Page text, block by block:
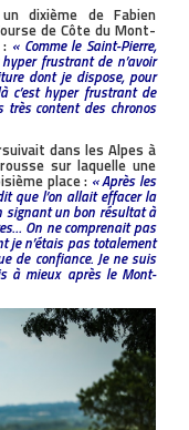
dixième de Fabien
de Côte du Mont-
« Comme le Saint-Pierre,
hyper frustrant de n’avoir
dont je dispose, pour
c’est hyper frustrant de
content des chronos
dans les Alpes à
sur laquelle une
place : « Après les
que l’on allait effacer la
signant un bon résultat à
On ne comprenait pas
je n’étais pas totalement
de confiance. Je ne suis
à mieux après le Mont-